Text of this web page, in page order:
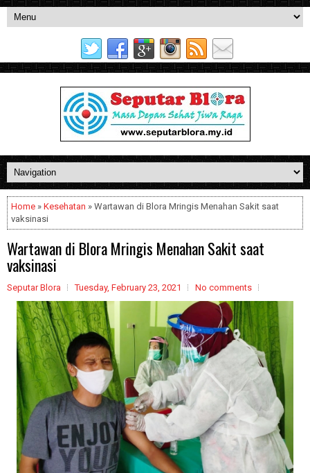
Home » Kesehatan » Wartawan di Blora Mringis Menahan Sakit saat
vaksinasi
Wartawan di Blora Mringis Menahan Sakit saat
vaksinasi
Seputar Blora Tuesday, February 23, 2021 No comments